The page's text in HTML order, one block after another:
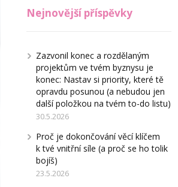
Nejnovější příspěvky
Zazvonil konec a rozdělaným
projektům ve tvém byznysu je
konec: Nastav si priority, které tě
opravdu posunou (a nebudou jen
další položkou na tvém to-do listu)
30.5.2026
Proč je dokončování věcí klíčem
k tvé vnitřní síle (a proč se ho tolik
bojíš)
23.5.2026